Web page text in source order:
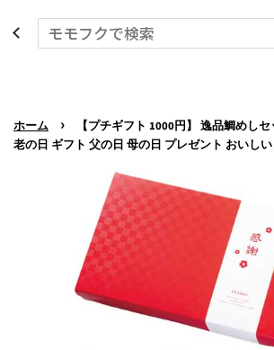
ホーム ›
【プチギフト 1000円】 逸品鯛めし
老の日 ギフト 父の日 母の日 プレゼント おいしい